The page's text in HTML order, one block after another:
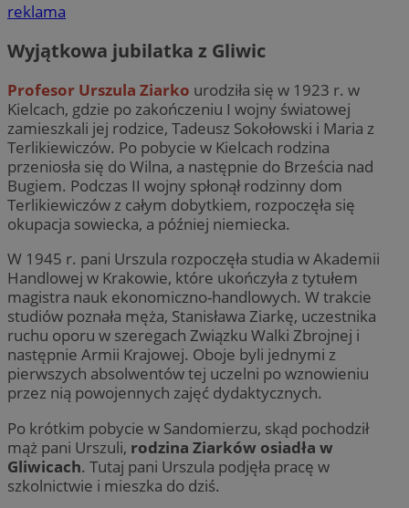
reklama
Wyjątkowa jubilatka z Gliwic
Profesor Urszula Ziarko urodziła się w 1923 r. w
Kielcach, gdzie po zakończeniu I wojny światowej
zamieszkali jej rodzice, Tadeusz Sokołowski i Maria z
Terlikiewiczów. Po pobycie w Kielcach rodzina
przeniosła się do Wilna, a następnie do Brześcia nad
Bugiem. Podczas II wojny spłonął rodzinny dom
Terlikiewiczów z całym dobytkiem, rozpoczęła się
okupacja sowiecka, a później niemiecka.
W 1945 r. pani Urszula rozpoczęła studia w Akademii
Handlowej w Krakowie, które ukończyła z tytułem
magistra nauk ekonomiczno-handlowych. W trakcie
studiów poznała męża, Stanisława Ziarkę, uczestnika
ruchu oporu w szeregach Związku Walki Zbrojnej i
następnie Armii Krajowej. Oboje byli jednymi z
pierwszych absolwentów tej uczelni po wznowieniu
przez nią powojennych zajęć dydaktycznych.
Po krótkim pobycie w Sandomierzu, skąd pochodził
mąż pani Urszuli, rodzina Ziarków osiadła w
Gliwicach. Tutaj pani Urszula podjęła pracę w
szkolnictwie i mieszka do dziś.